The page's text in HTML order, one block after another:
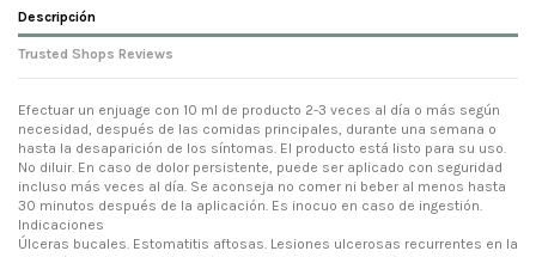
Descripción
Trusted Shops Reviews
Efectuar un enjuage con 10 ml de producto 2-3 veces al día o más según
necesidad, después de las comidas principales, durante una semana o
hasta la desaparición de los síntomas. El producto está listo para su uso.
No diluir. En caso de dolor persistente, puede ser aplicado con seguridad
incluso más veces al día. Se aconseja no comer ni beber al menos hasta
30 minutos después de la aplicación. Es inocuo en caso de ingestión.
Indicaciones
Úlceras bucales. Estomatitis aftosas. Lesiones ulcerosas recurrentes en la